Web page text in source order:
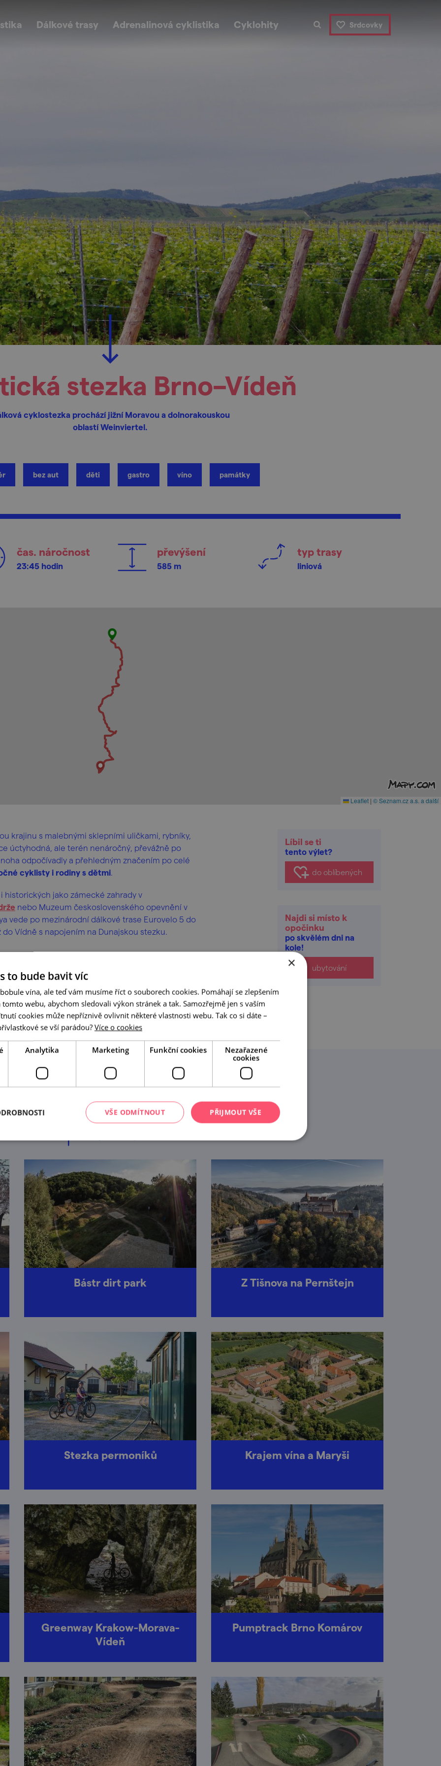
Dálkové trasy Adrenalinová cyklistika Cyklohity Srdcovky
stezka Brno–Vídeň
cyklostezka prochází jižní Moravou a dolnorakouskou
oblastí Weinviertel.
bez aut děti gastro víno památky
čas. náročnost
23:45 hodin
převýšení
585 m
typ trasy
liniová
Leaflet | © Seznam.cz a.s. a další
krajinu s malebnými sklepními uličkami, rybníky,
úctyhodná, ale terén nenáročný, převážně po
odpočívadly a přehledným značením po celé
cyklisty i rodiny s dětmi.
jako zámecké zahrady v
nebo Muzeum československého opevnění v
vede po mezinárodní dálkové trase Eurovelo 5 do
Vídně s napojením na Dunajskou stezku.
Líbil se ti
tento výlet?
do oblíbených
Najdi si místo k
opočinku
po skvělém dni na
kole!
ubytování
A tady už jste byli?
jsme další výlety, které by se vám mohly líbit. Mrkněte na ně.
Bástr dirt park Z Tišnova na Pernštejn
Stezka permoníků Krajem vína a Maryši
Greenway Krakow-Morava-
Vídeň
Pumptrack Brno Komárov
×
to bude bavit víc
vína, ale teď vám musíme říct o souborech cookies. Pomáhají se zlepšením
tomto webu, abychom sledovali výkon stránek a tak. Samozřejmě jen s vaším
cookies může nepříznivě ovlivnit některé vlastnosti webu. Tak co si dáte –
se vší parádou? Více o cookies
Analytika Marketing Funkční cookies
Nezařazené
cookies
PŘIJMOUT VŠE
VŠE ODMÍTNOUT